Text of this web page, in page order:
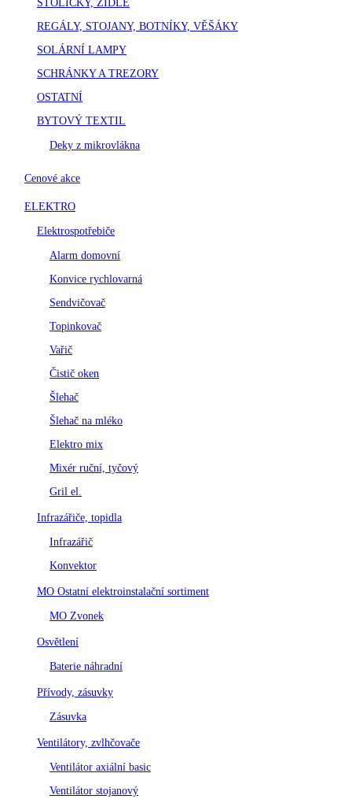
STOLIČKY, ŽIDLE
REGÁLY, STOJANY, BOTNÍKY, VĚŠÁKY
SOLÁRNÍ LAMPY
SCHRÁNKY A TREZORY
OSTATNÍ
BYTOVÝ TEXTIL
Deky z mikrovlákna
Cenové akce
ELEKTRO
Elektrospotřebiče
Alarm domovní
Konvice rychlovarná
Sendvičovač
Topinkovač
Vařič
Čistič oken
Šlehač
Šlehač na mléko
Elektro mix
Mixér ruční, tyčový
Gril el.
Infrazářiče, topidla
Infrazářič
Konvektor
MO Ostatní elektroinstalační sortiment
MO Zvonek
Osvětlení
Baterie náhradní
Přívody, zásuvky
Zásuvka
Ventilátory, zvlhčovače
Ventilátor axiální basic
Ventilátor stojanový